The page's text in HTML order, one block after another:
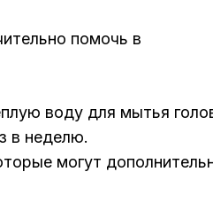
помочь в
воду для мытья
в неделю.
могут